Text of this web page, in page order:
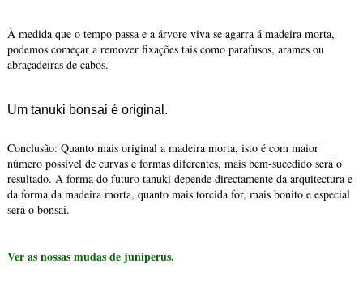
À medida que o tempo passa e a árvore viva se agarra á madeira morta,
podemos começar a remover fixações tais como parafusos, arames ou
abraçadeiras de cabos.
Um tanuki bonsai é original.
Conclusão: Quanto mais original a madeira morta, isto é com maior
número possível de curvas e formas diferentes, mais bem-sucedido será o
resultado. A forma do futuro tanuki depende directamente da arquitectura e
da forma da madeira morta, quanto mais torcida for, mais bonito e especial
será o bonsai.
Ver as nossas mudas de juniperus.